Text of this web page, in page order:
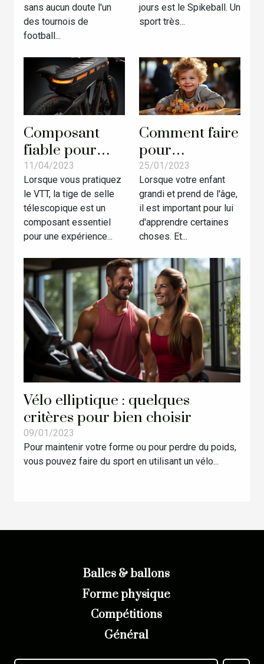
sans aucun doute l'un
des tournois de
football...
jours est le Spikeball. Un
sport très...
Composant
fiable pour
votre vélo :
comment
choisir une
tige de selle
télescopique
par excellence
?
11/04/2023
Lorsque vous pratiquez
le VTT, la tige de selle
télescopique est un
composant essentiel
pour une expérience...
Comment faire
pour
développer la
motricité chez
les enfants ?
25/01/2023
Lorsque votre enfant
grandi et prend de l'âge,
il est important pour lui
d'apprendre certaines
choses. Et...
Vélo elliptique : quelques
critères pour bien choisir
09/01/2023
Pour maintenir votre forme ou pour perdre du poids,
vous pouvez faire du sport en utilisant un vélo...
Balles & ballons
Forme physique
Compétitions
Général